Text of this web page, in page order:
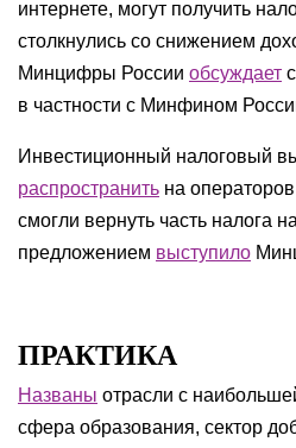
интернете, могут получить
столкнулись со снижением
Минцифры России обсуждает
в частности с Минфином
Инвестиционный налоговый
распространить на
смогли вернуть часть налога
предложением выступило
ПРАКТИКА
Названы отрасли с
сфера образования, сектор